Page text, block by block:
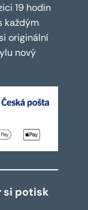
19 hodin
každým
originální
nový
si potisk